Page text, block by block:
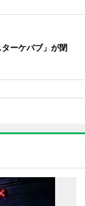
ーケバブ」が閉